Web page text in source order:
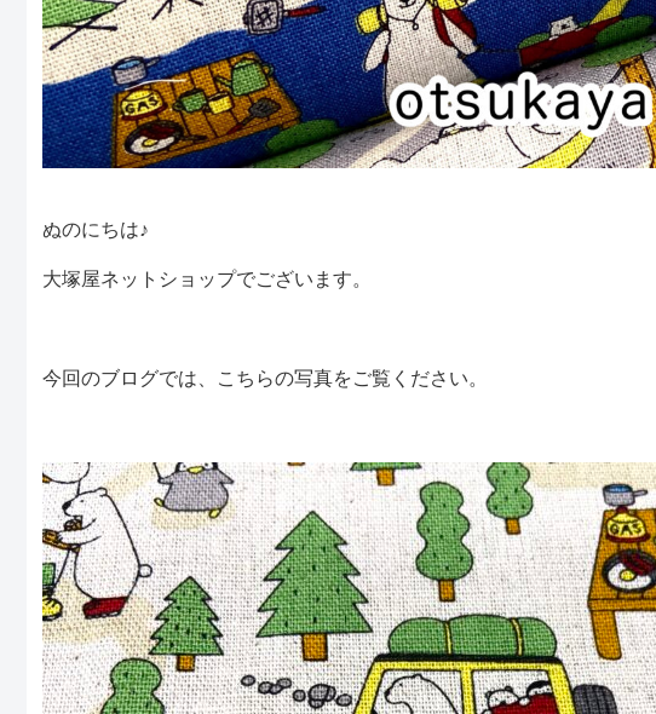
ぬのにちは♪
大塚屋ネットショップでございます。
今回のブログでは、こちらの写真をご覧ください。